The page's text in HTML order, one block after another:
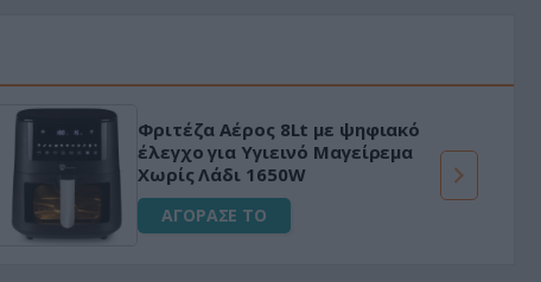
Φριτέζα Αέρος 8Lt με ψηφιακό
έλεγχο για Υγιεινό Μαγείρεμα
Χωρίς Λάδι 1650W
ΑΓΟΡΑΣΕ ΤΟ